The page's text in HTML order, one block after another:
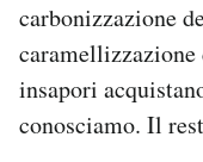
carbonizzazione
insapori
conosciamo. Il